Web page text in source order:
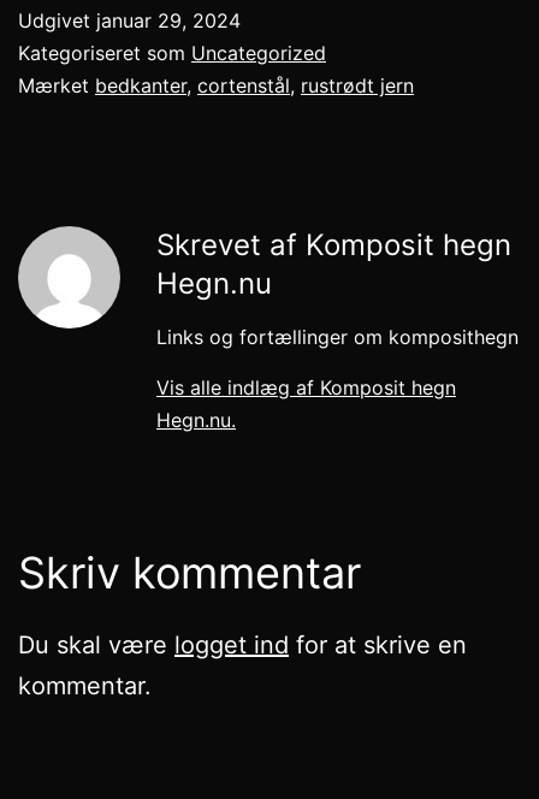
Udgivet januar 29, 2024
Kategoriseret som Uncategorized
Mærket bedkanter, cortenstål, rustrødt jern
Skrevet af Komposit hegn
Hegn.nu
Links og fortællinger om komposithegn
Vis alle indlæg af Komposit hegn
Hegn.nu.
Skriv kommentar
Du skal være logget ind for at skrive en
kommentar.